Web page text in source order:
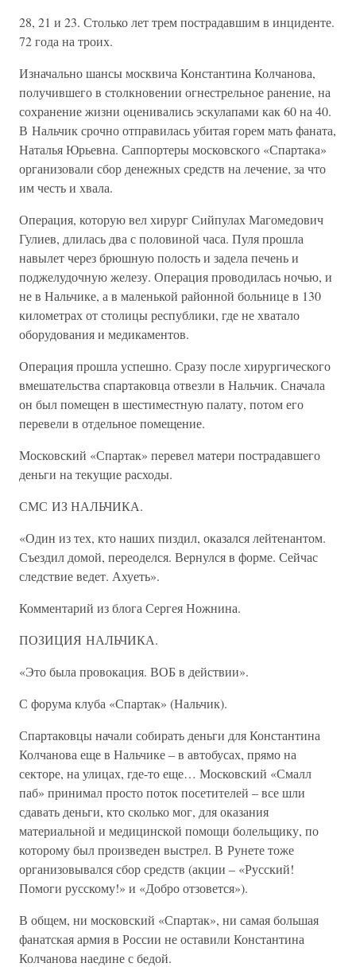
28, 21 и 23. Столько лет трем пострадавшим в инциденте.
72 года на троих.
Изначально шансы москвича Константина Колчанова,
получившего в столкновении огнестрельное ранение, на
сохранение жизни оценивались эскулапами как 60 на 40.
В Нальчик срочно отправилась убитая горем мать фаната,
Наталья Юрьевна. Саппортеры московского «Спартака»
организовали сбор денежных средств на лечение, за что
им честь и хвала.
Операция, которую вел хирург Сийпулах Магомедович
Гулиев, длилась два с половиной часа. Пуля прошла
навылет через брюшную полость и задела печень и
поджелудочную железу. Операция проводилась ночью, и
не в Нальчике, а в маленькой районной больнице в 130
километрах от столицы республики, где не хватало
оборудования и медикаментов.
Операция прошла успешно. Сразу после хирургического
вмешательства спартаковца отвезли в Нальчик. Сначала
он был помещен в шестиместную палату, потом его
перевели в отдельное помещение.
Московский «Спартак» перевел матери пострадавшего
деньги на текущие расходы.
СМС ИЗ НАЛЬЧИКА.
«Один из тех, кто наших пиздил, оказался лейтенантом.
Съездил домой, переоделся. Вернулся в форме. Сейчас
следствие ведет. Ахуеть».
Комментарий из блога Сергея Ножнина.
ПОЗИЦИЯ НАЛЬЧИКА.
«Это была провокация. ВОБ в действии».
С форума клуба «Спартак» (Нальчик).
Спартаковцы начали собирать деньги для Константина
Колчанова еще в Нальчике – в автобусах, прямо на
секторе, на улицах, где-то еще… Московский «Смалл
паб» принимал просто поток посетителей – все шли
сдавать деньги, кто сколько мог, для оказания
материальной и медицинской помощи болельщику, по
которому был произведен выстрел. В Рунете тоже
организовывался сбор средств (акции – «Русский!
Помоги русскому!» и «Добро отзовется»).
В общем, ни московский «Спартак», ни самая большая
фанатская армия в России не оставили Константина
Колчанова наедине с бедой.